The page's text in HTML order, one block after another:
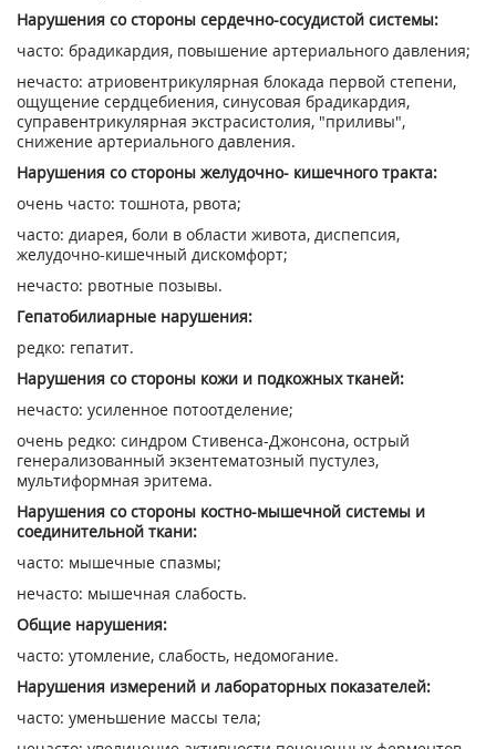
Нарушения со стороны сердечно-сосудистой системы:
часто: брадикардия, повышение артериального давления;
нечасто: атриовентрикулярная блокада первой степени,
ощущение сердцебиения, синусовая брадикардия,
суправентрикулярная экстрасистолия, "приливы",
снижение артериального давления.
Нарушения со стороны желудочно- кишечного тракта:
очень часто: тошнота, рвота;
часто: диарея, боли в области живота, диспепсия,
желудочно-кишечный дискомфорт;
нечасто: рвотные позывы.
Гепатобилиарные нарушения:
редко: гепатит.
Нарушения со стороны кожи и подкожных тканей:
нечасто: усиленное потоотделение;
очень редко: синдром Стивенса-Джонсона, острый
генерализованный экзентематозный пустулез,
мультиформная эритема.
Нарушения со стороны костно-мышечной системы и
соединительной ткани:
часто: мышечные спазмы;
нечасто: мышечная слабость.
Общие нарушения:
часто: утомление, слабость, недомогание.
Нарушения измерений и лабораторных показателей:
часто: уменьшение массы тела;